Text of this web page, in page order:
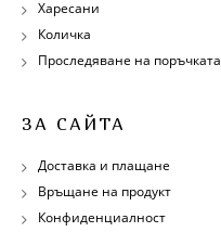
Харесани
Количка
Проследяване на поръчката
ЗА САЙТА
Доставка и плащане
Връщане на продукт
Конфиденциалност